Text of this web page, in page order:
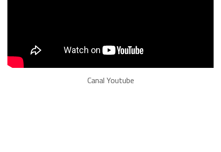
Canal Youtube